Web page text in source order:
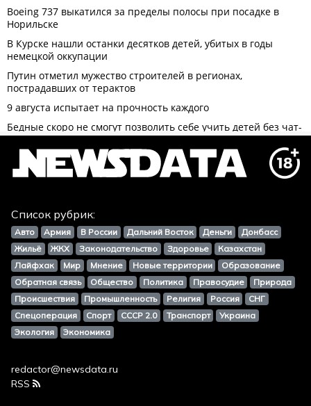
Список рубрик:
Авто Армия В России Дальний Восток Деньги
Донбасс
Жильё
ЖКХ Законодательство Здоровье
Казахстан
Лайфхак
Мир Мнение Новые территории
Образование
Обратная связь
Общество Политика Правосудие
Природа
Происшествия
Промышленность Религия Россия
СНГ
Спецоперация
Спорт СССР 2.0 Транспорт
Украина
Экология
Экономика
redactor@newsdata.ru
RSS